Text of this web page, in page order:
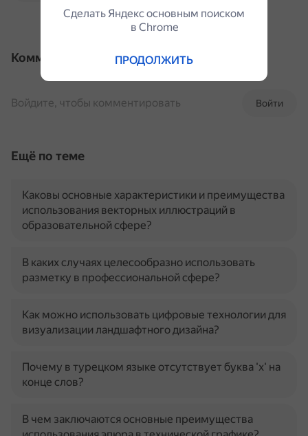
Комментарии
Войти
Войдите, чтобы комментировать
Ещё по теме
Каковы основные характеристики и преимущества
использования векторных иллюстраций в
образовательной сфере?
В каких случаях целесообразно использовать
разметку в профессиональной сфере?
Как можно использовать цифровые технологии для
визуализации ландшафтного дизайна?
Почему в турецком языке отсутствует буква 'х' на
конце слов?
В чем заключаются основные преимущества
Сделать Яндекс основным поиском
в Сhrome
ПРОДОЛЖИТЬ